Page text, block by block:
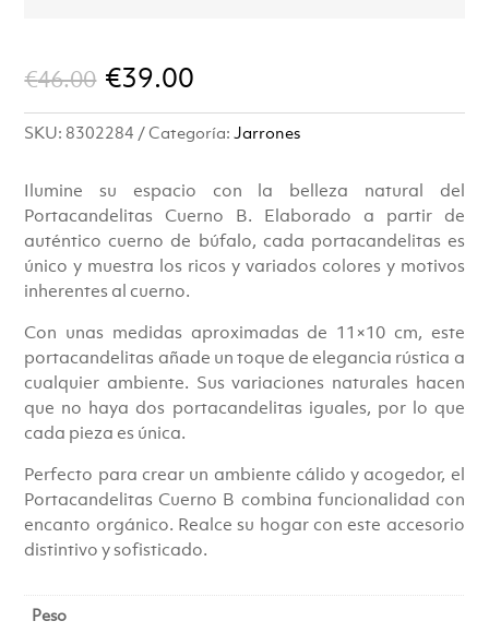
€46.00 El
precio
original
era:
€46.00.
€39.00
precio
es:
€39.00.
SKU: 8302284 Categoría:Jarrones
Ilumine su espacio con la belleza natural del
Portacandelitas Cuerno B. Elaborado a partir de
auténtico cuerno de búfalo, cada portacandelitas es
único y muestra los ricos y variados colores y motivos
inherentes al cuerno.
Con unas medidas aproximadas de 11×10 cm, este
portacandelitas añade un toque de elegancia rústica a
cualquier ambiente. Sus variaciones naturales hacen
que no haya dos portacandelitas iguales, por lo que
cada pieza es única.
Perfecto para crear un ambiente cálido y acogedor, el
Portacandelitas Cuerno B combina funcionalidad con
encanto orgánico. Realce su hogar con este accesorio
distintivo y sofisticado.
Peso